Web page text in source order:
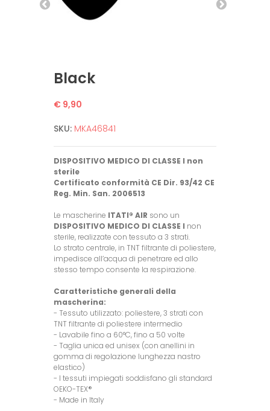
Black
€ 9,90
SKU: MKA46841
DISPOSITIVO MEDICO DI CLASSE I non
sterile
Certificato conformità CE Dir. 93/42 CE
Reg. Min. San. 2006513
Le mascherine ITATI® AIR sono un
DISPOSITIVO MEDICO DI CLASSE I non
sterile, realizzate con tessuto a 3 strati.
Lo strato centrale, in TNT filtrante di poliestere,
impedisce all’acqua di penetrare ed allo
stesso tempo consente la respirazione.
Caratteristiche generali della
mascherina:
- Tessuto utilizzato: poliestere, 3 strati con
TNT filtrante di poliestere intermedio
- Lavabile fino a 60°C, fino a 50 volte
- Taglia unica ed unisex (con anellini in
gomma di regolazione lunghezza nastro
elastico)
- I tessuti impiegati soddisfano gli standard
OEKO-TEX®
- Made in Italy